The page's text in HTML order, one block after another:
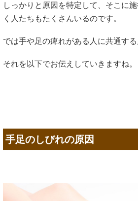
しっかりと原因を特定して、そこに
く人たちもたくさんいるのです。
では手や足の痺れがある人に共通す
それを以下でお伝えしていきますね。
手足のしびれの原因